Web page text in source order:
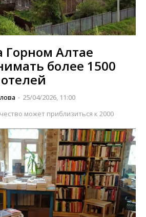
Горном Алтае
более 1500
- 25/04/2026, 11:00
может приблизиться к 2000